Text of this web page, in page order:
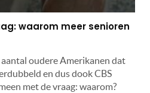
waarom meer senioren
aantal oudere Amerikanen dat
en dus dook CBS
met de vraag: waarom?